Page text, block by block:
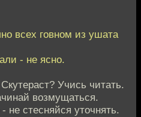
всех говном из ушата
- не ясно.
Учись читать.
возмущаться.
не стесняйся уточнять.